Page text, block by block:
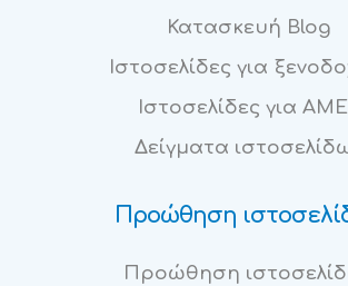
Κατασκευή Blog
Ιστοσελίδες για
Ιστοσελίδες για
Δείγματα
Προώθηση
Προώθηση